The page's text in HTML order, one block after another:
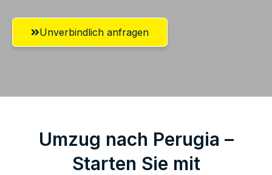
Unverbindlich anfragen
Umzug nach Perugia –
Starten Sie mit